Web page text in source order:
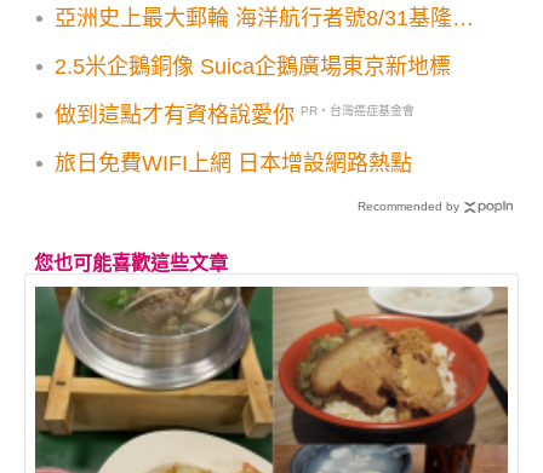
亞洲史上最大郵輪 海洋航行者號8/31基隆啟
2.5米企鵝銅像 Suica企鵝廣場東京新地標
做到這點才有資格說愛你 PR・台灣癌症基金會
旅日免費WIFI上網 日本增設網路熱點
Recommended by
您也可能喜歡這些文章